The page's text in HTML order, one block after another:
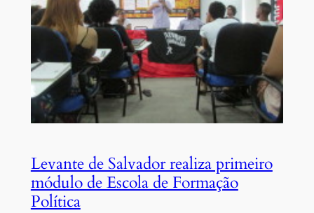
Levante de Salvador realiza primeiro
módulo de Escola de Formação
Política